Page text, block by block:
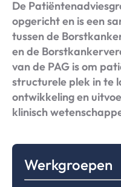
De
opgericht en is een
tussen de
en de
van de PAG is om
structurele plek in te
ontwikkeling en
klinisch
Werkgroepen